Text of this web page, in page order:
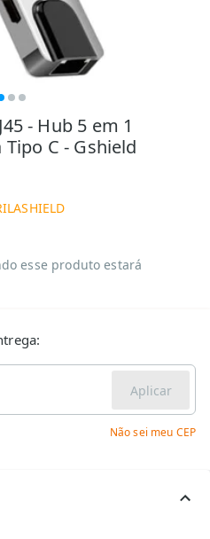
- Hub 5 em 1
C - Gshield
esse produto estará
Aplicar
Não sei meu CEP